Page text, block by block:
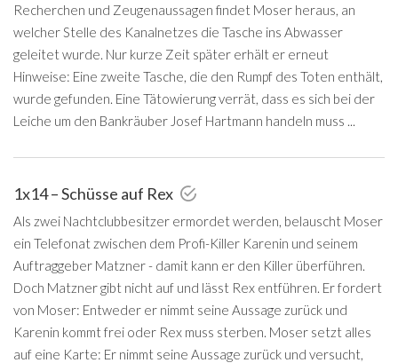
Recherchen und Zeugenaussagen findet Moser heraus, an
welcher Stelle des Kanalnetzes die Tasche ins Abwasser
geleitet wurde. Nur kurze Zeit später erhält er erneut
Hinweise: Eine zweite Tasche, die den Rumpf des Toten enthält,
wurde gefunden. Eine Tätowierung verrät, dass es sich bei der
Leiche um den Bankräuber Josef Hartmann handeln muss ...
1x14 – Schüsse auf Rex
Als zwei Nachtclubbesitzer ermordet werden, belauscht Moser
ein Telefonat zwischen dem Profi-Killer Karenin und seinem
Auftraggeber Matzner - damit kann er den Killer überführen.
Doch Matzner gibt nicht auf und lässt Rex entführen. Er fordert
von Moser: Entweder er nimmt seine Aussage zurück und
Karenin kommt frei oder Rex muss sterben. Moser setzt alles
auf eine Karte: Er nimmt seine Aussage zurück und versucht,